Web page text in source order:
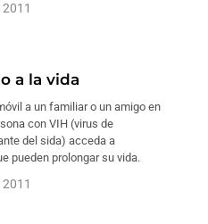
a la vida
a un familiar o un amigo en
con VIH (virus de
del sida) acceda a
pueden prolongar su vida.